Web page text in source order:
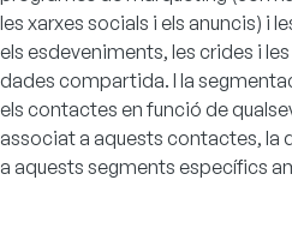
les xarxes socials i els anuncis) i
els esdeveniments, les crides i
dades compartida. I la
els contactes en funció de
associat a aquests contactes, la
a aquests segments específics